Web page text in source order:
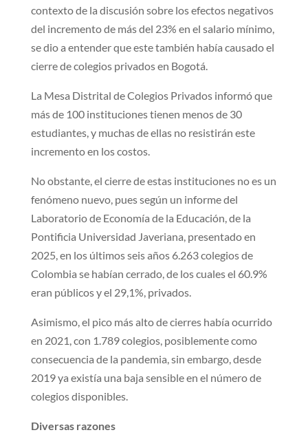
contexto de la discusión sobre los efectos negativos
del incremento de más del 23% en el salario mínimo,
se dio a entender que este también había causado el
cierre de colegios privados en Bogotá.
La Mesa Distrital de Colegios Privados informó que
más de 100 instituciones tienen menos de 30
estudiantes, y muchas de ellas no resistirán este
incremento en los costos.
No obstante, el cierre de estas instituciones no es un
fenómeno nuevo, pues según un informe del
Laboratorio de Economía de la Educación, de la
Pontificia Universidad Javeriana, presentado en
2025, en los últimos seis años 6.263 colegios de
Colombia se habían cerrado, de los cuales el 60.9%
eran públicos y el 29,1%, privados.
Asimismo, el pico más alto de cierres había ocurrido
en 2021, con 1.789 colegios, posiblemente como
consecuencia de la pandemia, sin embargo, desde
2019 ya existía una baja sensible en el número de
colegios disponibles.
Diversas razones